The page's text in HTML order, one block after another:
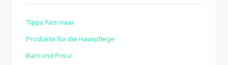
Tipps fürs Haar
Produkte für die Haarpflege
Bart und Frisur